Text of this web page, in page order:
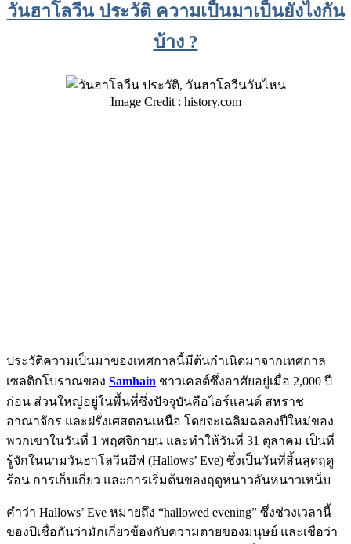
วันฮาโลวีน ประวัติ ความเป็นมาเป็นยังไงกัน
บ้าง ?
Image Credit : history.com
ประวัติความเป็นมาของเทศกาลนี้มีต้นกำเนิดมาจากเทศกาล
เซลติกโบราณของ Samhain ชาวเคลต์ซึ่งอาศัยอยู่เมื่อ 2,000 ปี
ก่อน ส่วนใหญ่อยู่ในพื้นที่ซึ่งปัจจุบันคือไอร์แลนด์ สหราช
อาณาจักร และฝรั่งเศสตอนเหนือ โดยจะเฉลิมฉลองปีใหม่ของ
พวกเขาในวันที่ 1 พฤศจิกายน และทำให้วันที่ 31 ตุลาคม เป็นที่
รู้จักในนามวันฮาโลวีนอีฟ (Hallows’ Eve) ซึ่งเป็นวันที่สิ้นสุดฤดู
ร้อน การเก็บเกี่ยว และการเริ่มต้นของฤดูหนาวอันหนาวเหน็บ
คำว่า Hallows’ Eve หมายถึง “hallowed evening” ซึ่งช่วงเวลานี้
ของปีเชื่อกันว่ามักเกี่ยวข้องกับความตายของมนุษย์ และเชื่อว่า